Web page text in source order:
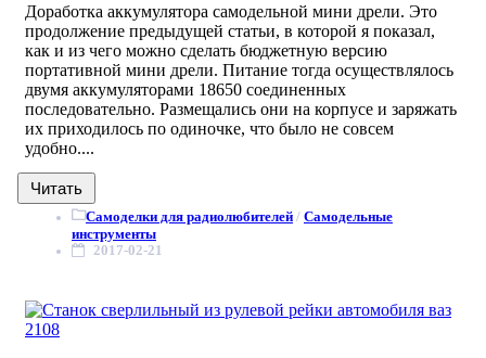
Доработка аккумулятора самодельной мини дрели. Это
продолжение предыдущей статьи, в которой я показал,
как и из чего можно сделать бюджетную версию
портативной мини дрели. Питание тогда осуществлялось
двумя аккумуляторами 18650 соединенных
последовательно. Размещались они на корпусе и заряжать
их приходилось по одиночке, что было не совсем
удобно....
Читать
Самоделки для радиолюбителей / Самодельные
инструменты
2017-02-21